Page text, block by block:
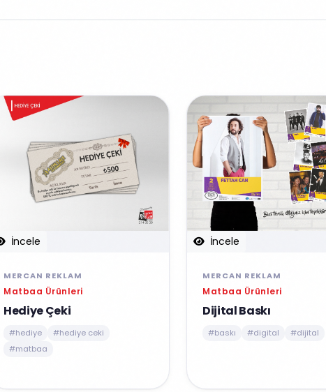
İncele
MERCAN REKLAM
Matbaa Ürünleri
Hediye Çeki
#hediye
#hediye ceki
#matbaa
İncele
MERCAN REKLAM
Matbaa Ürünleri
Dijital Baskı
#baskı #digital #dijital